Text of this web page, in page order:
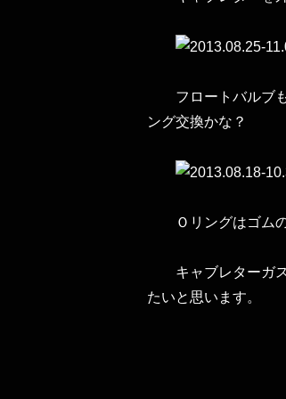
フロートバルブも
ング交換かな？
Ｏリングはゴムの
キャブレターガス
たいと思います。